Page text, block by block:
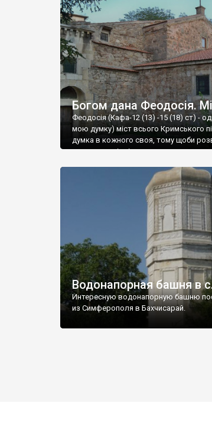
Богом дана Феодосія.
Феодосія (Кафа-12 (13) -15 (18) ст) -
мою думку) міст всього Кримського
думка в кожного своя, тому щоби
запрошую відвідати це
Водонапорная башня в
Интересную водонапорную башню
из Симферополя в Бахчисарай.